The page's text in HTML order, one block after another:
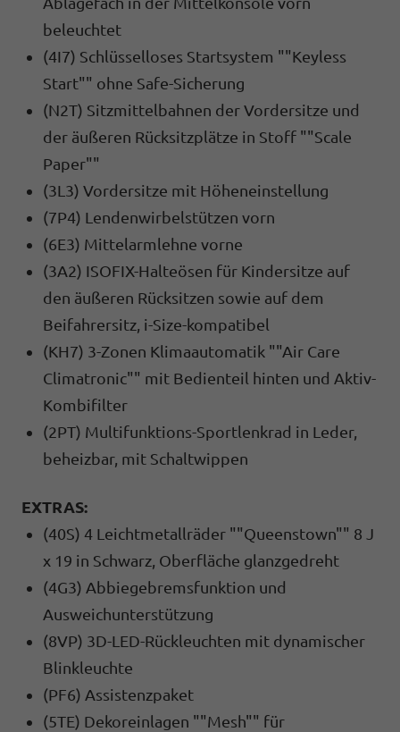
beleuchtet
(4I7) Schlüsselloses Startsystem ""Keyless
Start"" ohne Safe-Sicherung
(N2T) Sitzmittelbahnen der Vordersitze und
der äußeren Rücksitzplätze in Stoff ""Scale
Paper""
(3L3) Vordersitze mit Höheneinstellung
(7P4) Lendenwirbelstützen vorn
(6E3) Mittelarmlehne vorne
(3A2) ISOFIX-Halteösen für Kindersitze auf
den äußeren Rücksitzen sowie auf dem
Beifahrersitz, i-Size-kompatibel
(KH7) 3-Zonen Klimaautomatik ""Air Care
Climatronic"" mit Bedienteil hinten und Aktiv-
Kombifilter
(2PT) Multifunktions-Sportlenkrad in Leder,
beheizbar, mit Schaltwippen
EXTRAS:
(40S) 4 Leichtmetallräder ""Queenstown"" 8 J
x 19 in Schwarz, Oberfläche glanzgedreht
(4G3) Abbiegebremsfunktion und
Ausweichunterstützung
(8VP) 3D-LED-Rückleuchten mit dynamischer
Blinkleuchte
(PF6) Assistenzpaket
(5TE) Dekoreinlagen ""Mesh"" für